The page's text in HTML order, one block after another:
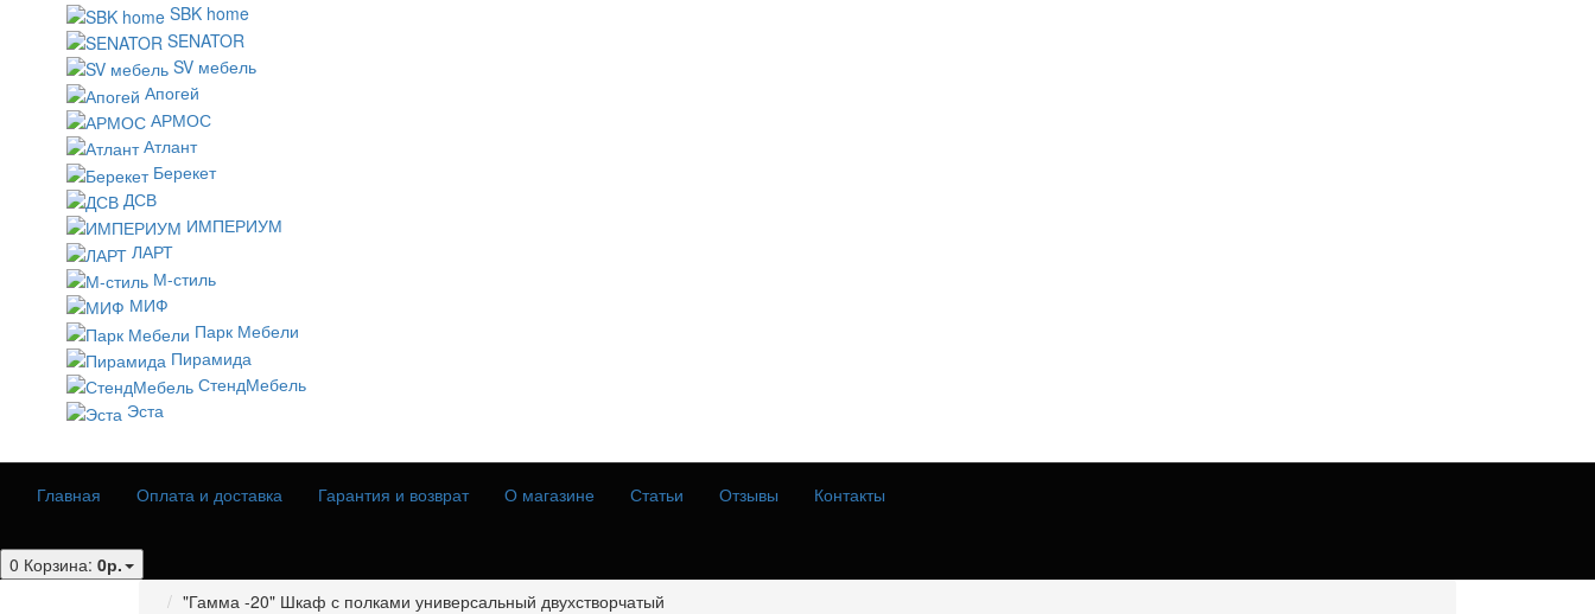
SBK home
SENATOR
SV мебель
Апогей
АРМОС
Атлант
Берекет
ДСВ
ИМПЕРИУМ
ЛАРТ
М-стиль
МИФ
Парк Мебели
Пирамида
СтендМебель
Эста
Главная Оплата и доставка Гарантия и возврат О магазине Статьи Отзывы Контакты
0 Корзина: 0р.
"Гамма -20" Шкаф с полками универсальный двухстворчатый